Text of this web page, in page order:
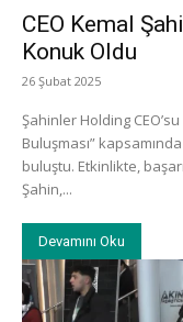
CEO Kemal
Konuk Oldu
26 Şubat 2025
Şahinler Holding
Buluşması”
buluştu. Etkinlikte,
Şahin,...
Devamını Oku